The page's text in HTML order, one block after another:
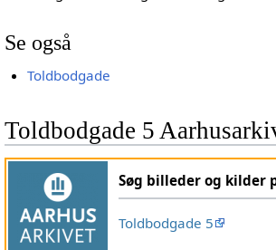
Se også
Toldbodgade
Toldbodgade 5
Søg billeder og kilder
Toldbodgade 5